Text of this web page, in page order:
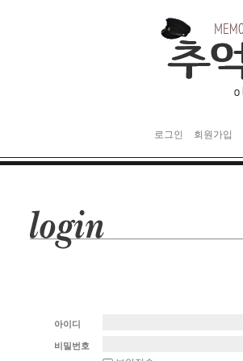
로그인 회원가입
아이디
비밀번호